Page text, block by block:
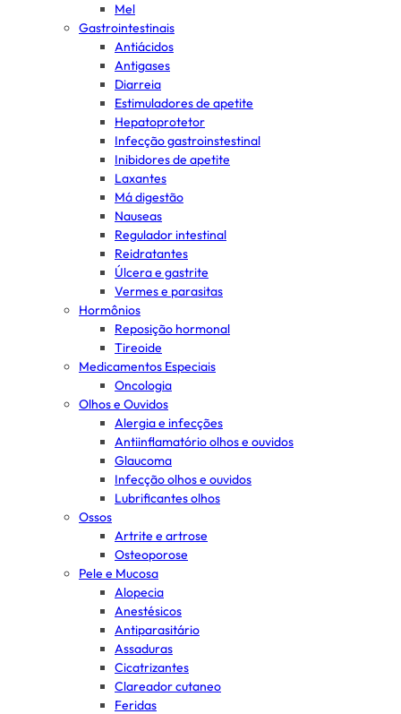
Mel
Gastrointestinais
Antiácidos
Antigases
Diarreia
Estimuladores de apetite
Hepatoprotetor
Infecção gastroinstestinal
Inibidores de apetite
Laxantes
Má digestão
Nauseas
Regulador intestinal
Reidratantes
Úlcera e gastrite
Vermes e parasitas
Hormônios
Reposição hormonal
Tireoide
Medicamentos Especiais
Oncologia
Olhos e Ouvidos
Alergia e infecções
Antiinflamatório olhos e ouvidos
Glaucoma
Infecção olhos e ouvidos
Lubrificantes olhos
Ossos
Artrite e artrose
Osteoporose
Pele e Mucosa
Alopecia
Anestésicos
Antiparasitário
Assaduras
Cicatrizantes
Clareador cutaneo
Feridas